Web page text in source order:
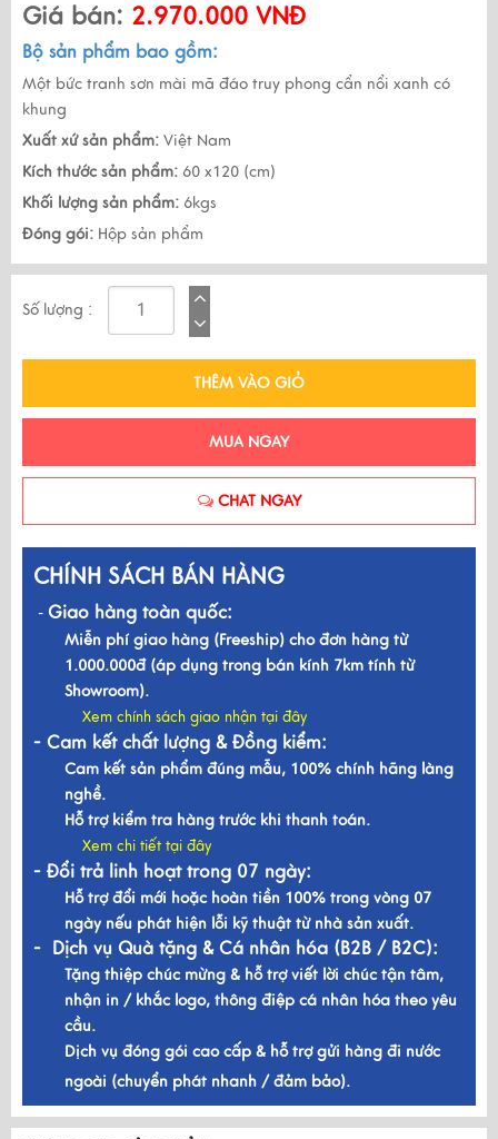
Giá bán: 2.970.000 VNĐ
Bộ sản phẩm bao gồm:
Một bức tranh sơn mài mã đáo truy phong cẩn nổi xanh có
khung
Xuất xứ sản phẩm: Việt Nam
Kích thước sản phẩm: 60 x120 (cm)
Khối lượng sản phẩm: 6kgs
Đóng gói: Hộp sản phẩm
Số lượng :
THÊM VÀO GIỎ
MUA NGAY
CHAT NGAY
CHÍNH SÁCH BÁN HÀNG
- Giao hàng toàn quốc:
Miễn phí giao hàng (Freeship) cho đơn hàng từ
1.000.000đ (áp dụng trong bán kính 7km tính từ
Showroom).
Xem chính sách giao nhận tại đây
- Cam kết chất lượng & Đồng kiểm:
Cam kết sản phẩm đúng mẫu, 100% chính hãng làng
nghề.
Hỗ trợ kiểm tra hàng trước khi thanh toán.
Xem chi tiết tại đây
- Đổi trả linh hoạt trong 07 ngày:
Hỗ trợ đổi mới hoặc hoàn tiền 100% trong vòng 07
ngày nếu phát hiện lỗi kỹ thuật từ nhà sản xuất.
- Dịch vụ Quà tặng & Cá nhân hóa (B2B / B2C):
Tặng thiệp chúc mừng & hỗ trợ viết lời chúc tận tâm,
nhận in / khắc logo, thông điệp cá nhân hóa theo yêu
cầu.
Dịch vụ đóng gói cao cấp & hỗ trợ gửi hàng đi nước
ngoài (chuyển phát nhanh / đảm bảo).